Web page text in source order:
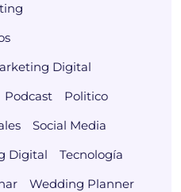
Digital
Podcast
Politico
Social Media
Digital
Tecnología
Wedding Planner